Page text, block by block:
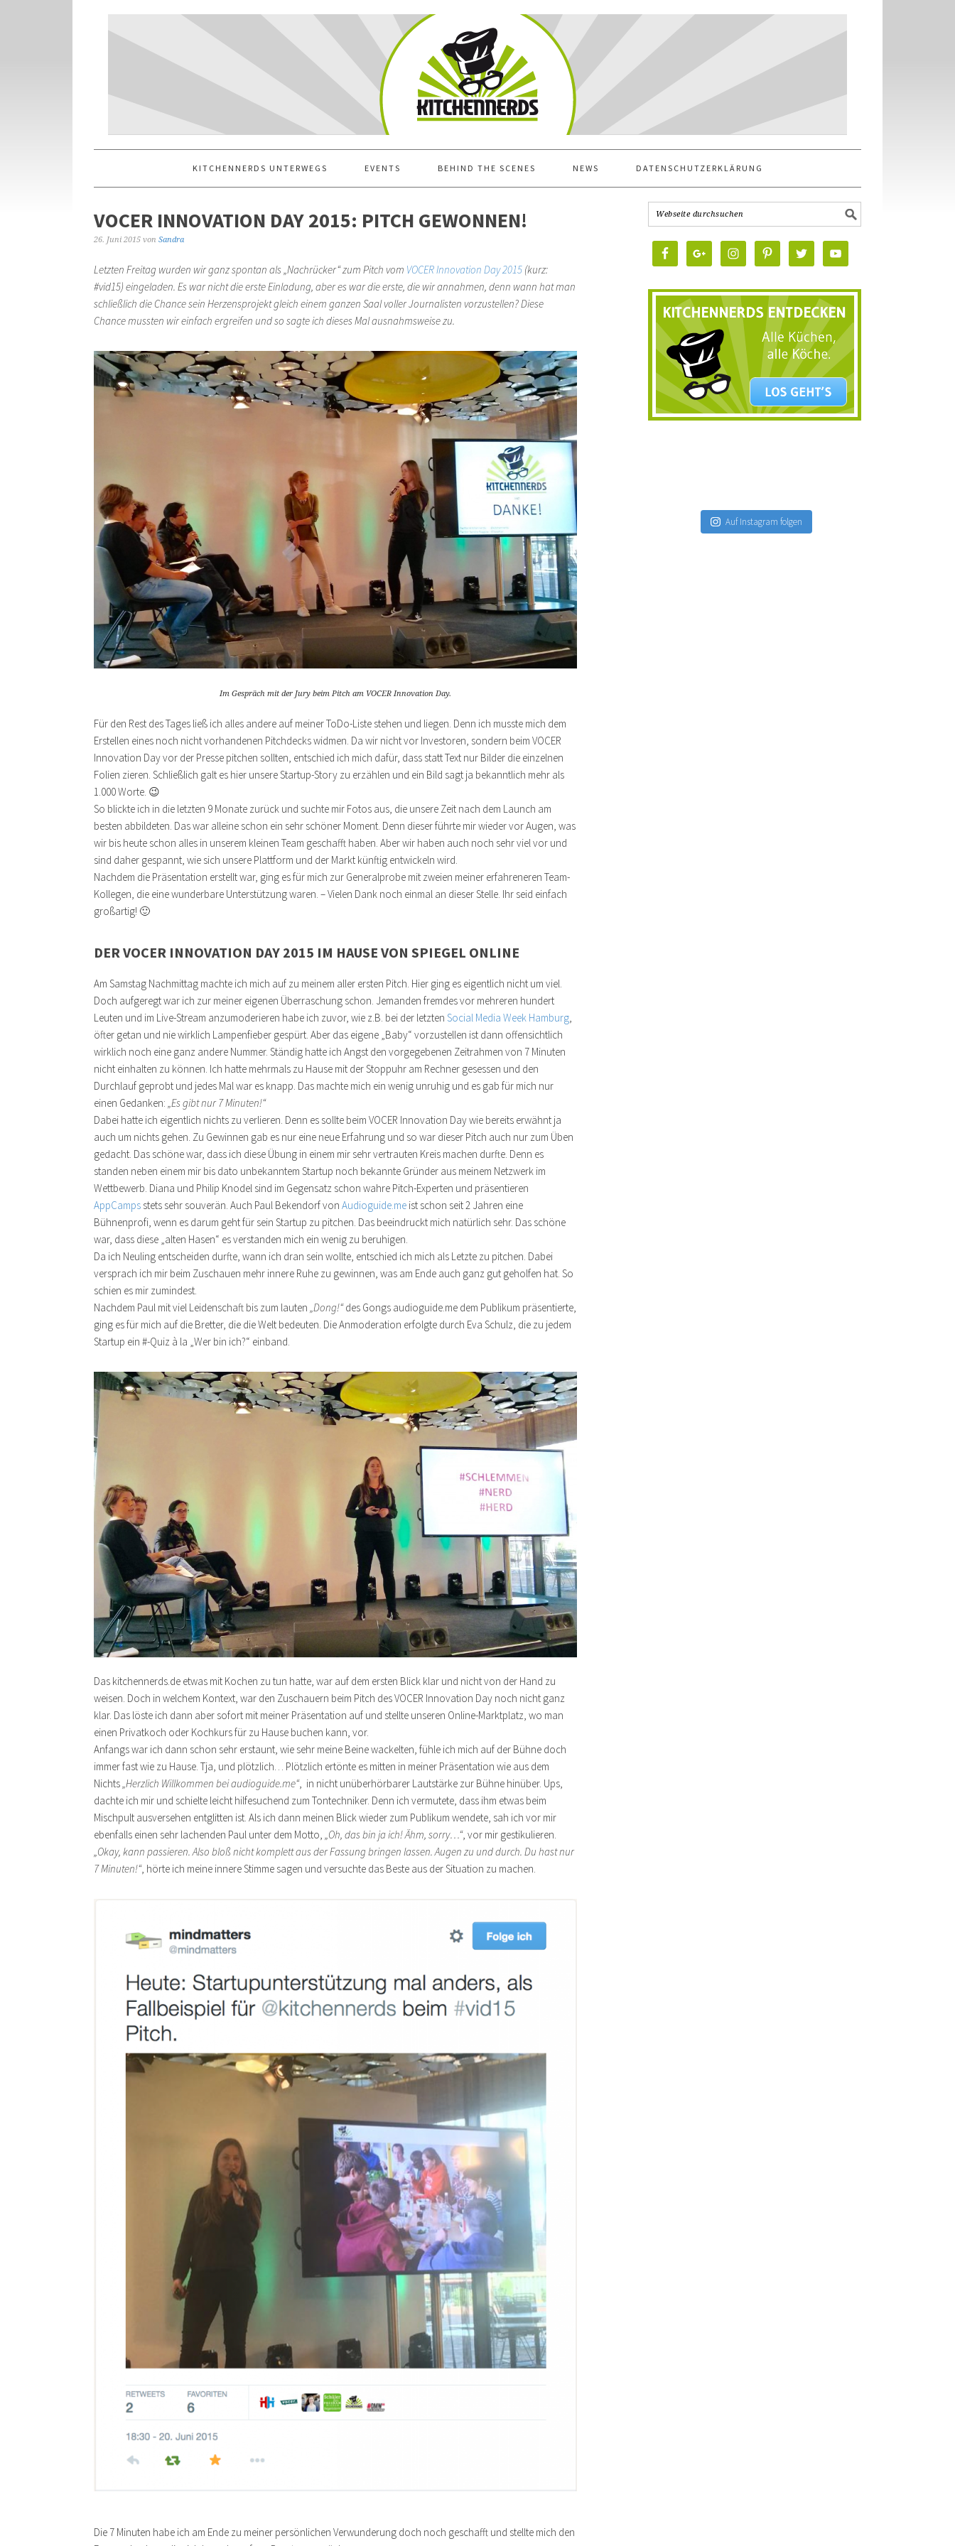
KITCHENNERDS UNTERWEGS EVENTS BEHIND THE SCENES NEWS DATENSCHUTZERKLÄRUNG
VOCER INNOVATION DAY 2015: PITCH GEWONNEN!
26. Juni 2015 von Sandra
Letzten Freitag wurden wir ganz spontan als „Nachrücker“ zum Pitch vom VOCER Innovation Day 2015 (kurz:
#vid15) eingeladen. Es war nicht die erste Einladung, aber es war die erste, die wir annahmen, denn wann hat man
schließlich die Chance sein Herzensprojekt gleich einem ganzen Saal voller Journalisten vorzustellen? Diese
Chance mussten wir einfach ergreifen und so sagte ich dieses Mal ausnahmsweise zu.
Im Gespräch mit der Jury beim Pitch am VOCER Innovation Day.
Für den Rest des Tages ließ ich alles andere auf meiner ToDo-Liste stehen und liegen. Denn ich musste mich dem
Erstellen eines noch nicht vorhandenen Pitchdecks widmen. Da wir nicht vor Investoren, sondern beim VOCER
Innovation Day vor der Presse pitchen sollten, entschied ich mich dafür, dass statt Text nur Bilder die einzelnen
Folien zieren. Schließlich galt es hier unsere Startup-Story zu erzählen und ein Bild sagt ja bekanntlich mehr als
1.000 Worte. 😉
So blickte ich in die letzten 9 Monate zurück und suchte mir Fotos aus, die unsere Zeit nach dem Launch am
besten abbildeten. Das war alleine schon ein sehr schöner Moment. Denn dieser führte mir wieder vor Augen, was
wir bis heute schon alles in unserem kleinen Team geschafft haben. Aber wir haben auch noch sehr viel vor und
sind daher gespannt, wie sich unsere Plattform und der Markt künftig entwickeln wird.
Nachdem die Präsentation erstellt war, ging es für mich zur Generalprobe mit zweien meiner erfahreneren Team-
Kollegen, die eine wunderbare Unterstützung waren. – Vielen Dank noch einmal an dieser Stelle. Ihr seid einfach
großartig! 🙂
DER VOCER INNOVATION DAY 2015 IM HAUSE VON SPIEGEL ONLINE
Am Samstag Nachmittag machte ich mich auf zu meinem aller ersten Pitch. Hier ging es eigentlich nicht um viel.
Doch aufgeregt war ich zur meiner eigenen Überraschung schon. Jemanden fremdes vor mehreren hundert
Leuten und im Live-Stream anzumoderieren habe ich zuvor, wie z.B. bei der letzten Social Media Week Hamburg,
öfter getan und nie wirklich Lampenfieber gespürt. Aber das eigene „Baby“ vorzustellen ist dann offensichtlich
wirklich noch eine ganz andere Nummer. Ständig hatte ich Angst den vorgegebenen Zeitrahmen von 7 Minuten
nicht einhalten zu können. Ich hatte mehrmals zu Hause mit der Stoppuhr am Rechner gesessen und den
Durchlauf geprobt und jedes Mal war es knapp. Das machte mich ein wenig unruhig und es gab für mich nur
einen Gedanken: „Es gibt nur 7 Minuten!“
Dabei hatte ich eigentlich nichts zu verlieren. Denn es sollte beim VOCER Innovation Day wie bereits erwähnt ja
auch um nichts gehen. Zu Gewinnen gab es nur eine neue Erfahrung und so war dieser Pitch auch nur zum Üben
gedacht. Das schöne war, dass ich diese Übung in einem mir sehr vertrauten Kreis machen durfte. Denn es
standen neben einem mir bis dato unbekanntem Startup noch bekannte Gründer aus meinem Netzwerk im
Wettbewerb. Diana und Philip Knodel sind im Gegensatz schon wahre Pitch-Experten und präsentieren
AppCamps stets sehr souverän. Auch Paul Bekendorf von Audioguide.me ist schon seit 2 Jahren eine
Bühnenprofi, wenn es darum geht für sein Startup zu pitchen. Das beeindruckt mich natürlich sehr. Das schöne
war, dass diese „alten Hasen“ es verstanden mich ein wenig zu beruhigen.
Da ich Neuling entscheiden durfte, wann ich dran sein wollte, entschied ich mich als Letzte zu pitchen. Dabei
versprach ich mir beim Zuschauen mehr innere Ruhe zu gewinnen, was am Ende auch ganz gut geholfen hat. So
schien es mir zumindest.
Nachdem Paul mit viel Leidenschaft bis zum lauten „Dong!“des Gongs audioguide.me dem Publikum präsentierte,
ging es für mich auf die Bretter, die die Welt bedeuten. Die Anmoderation erfolgte durch Eva Schulz, die zu jedem
Startup ein #-Quiz à la „Wer bin ich?“ einband.
Das kitchennerds.de etwas mit Kochen zu tun hatte, war auf dem ersten Blick klar und nicht von der Hand zu
weisen. Doch in welchem Kontext, war den Zuschauern beim Pitch des VOCER Innovation Day noch nicht ganz
klar. Das löste ich dann aber sofort mit meiner Präsentation auf und stellte unseren Online-Marktplatz, wo man
einen Privatkoch oder Kochkurs für zu Hause buchen kann, vor.
Anfangs war ich dann schon sehr erstaunt, wie sehr meine Beine wackelten, fühle ich mich auf der Bühne doch
immer fast wie zu Hause. Tja, und plötzlich… Plötzlich ertönte es mitten in meiner Präsentation wie aus dem
Nichts„Herzlich Willkommen bei audioguide.me“, in nicht unüberhörbarer Lautstärke zur Bühne hinüber. Ups,
dachte ich mir und schielte leicht hilfesuchend zum Tontechniker. Denn ich vermutete, dass ihm etwas beim
Mischpult ausversehen entglitten ist. Als ich dann meinen Blick wieder zum Publikum wendete, sah ich vor mir
ebenfalls einen sehr lachenden Paul unter dem Motto, „Oh, das bin ja ich! Ähm, sorry…“, vor mir gestikulieren.
„Okay, kann passieren. Also bloß nicht komplett aus der Fassung bringen lassen. Augen zu und durch. Du hast nur
7 Minuten!“, hörte ich meine innere Stimme sagen und versuchte das Beste aus der Situation zu machen.
Die 7 Minuten habe ich am Ende zu meiner persönlichen Verwunderung doch noch geschafft und stellte mich den
Auf Instagram folgen